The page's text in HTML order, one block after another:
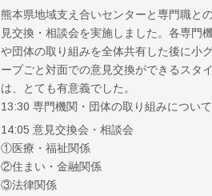
熊本県地域支え合いセンターと専門職と
見交換・相談会を実施しました。各専門
や団体の取り組みを全体共有した後に小
ープごと対面での意見交換ができるスタ
は、とても有意義でした。
13:30 専門機関・団体の取り組みについて
14:05 意見交換会・相談会
①医療・福祉関係
②住まい・金融関係
③法律関係